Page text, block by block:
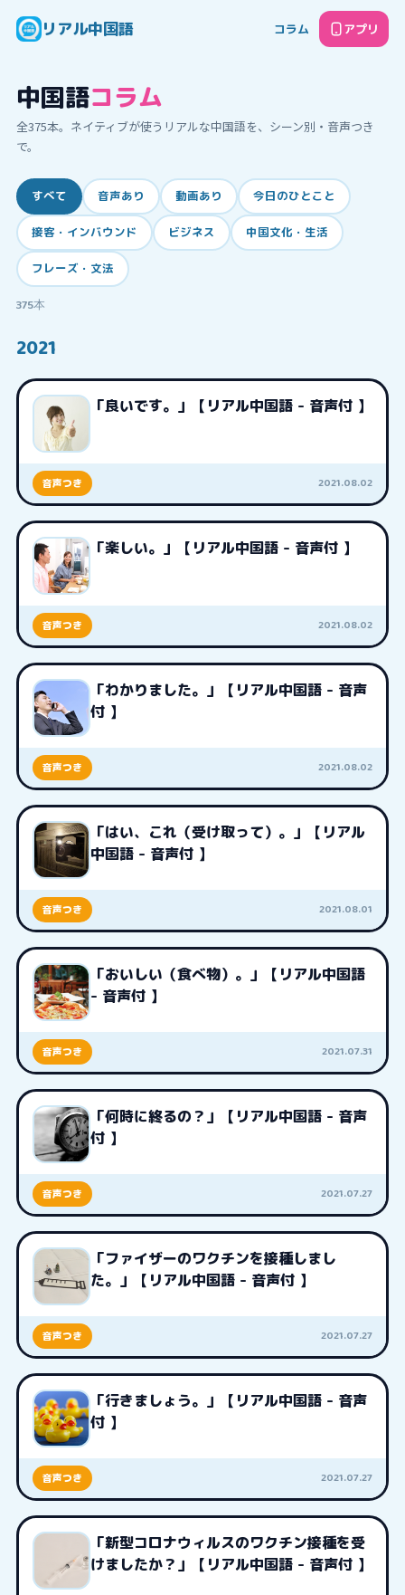
リアル中国語 コラム アプリ
中国語コラム
全375本。ネイティブが使うリアルな中国語を、シーン別・音声つき
で。
すべて 音声あり 動画あり 今日のひとこと
接客・インバウンド ビジネス 中国文化・生活
フレーズ・文法
375本
2021
「良いです。」【リアル中国語 - 音声付 】
音声つき 2021.08.02
「楽しい。」【リアル中国語 - 音声付 】
音声つき 2021.08.02
「わかりました。」【リアル中国語 - 音声
付 】
音声つき 2021.08.02
「はい、これ（受け取って）。」【リアル
中国語 - 音声付 】
音声つき 2021.08.01
「おいしい（食べ物）。」【リアル中国語
- 音声付 】
音声つき 2021.07.31
「何時に終るの？」【リアル中国語 - 音声
付 】
音声つき 2021.07.27
「ファイザーのワクチンを接種しまし
た。」【リアル中国語 - 音声付 】
音声つき 2021.07.27
「行きましょう。」【リアル中国語 - 音声
付 】
音声つき 2021.07.27
「新型コロナウィルスのワクチン接種を受
けましたか？」【リアル中国語 - 音声付 】